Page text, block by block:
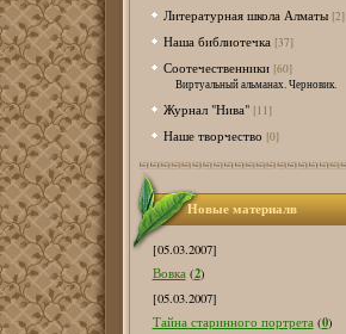
Литературная школа Алматы [2]
Наша библиотечка [37]
Соотечественники [60]
Виртуальный альманах. Черновик.
Журнал "Нива" [11]
Наше творчество [0]
Новые материалв
[05.03.2007]
Вовка (2)
[05.03.2007]
Тайна старинного портрета (0)